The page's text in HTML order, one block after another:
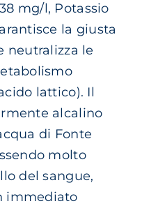
mg/l, Potassio
la giusta
neutralizza le
lattico). Il
alcalino
di Fonte
molto
del sangue,
immediato